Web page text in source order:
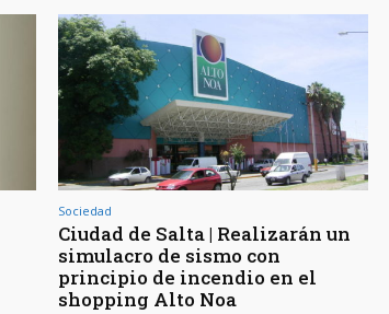
Sociedad
Ciudad de Salta | Realizarán un
simulacro de sismo con
principio de incendio en el
shopping Alto Noa